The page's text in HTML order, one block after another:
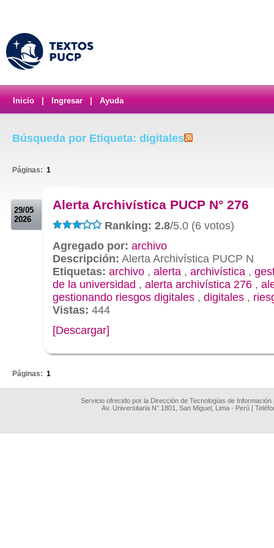
Inicio Ingresar Ayuda
Búsqueda por Etiqueta: digitales
Páginas: 1
29/05
2026
Alerta Archivística PUCP N° 276
Ranking: 2.8/5.0 (6 votos)
Agregado por: archivo
Descripción: Alerta Archivística PUCP N
Etiquetas: archivo , alerta , archivística ,
de la universidad , alerta archivística 276 ,
gestionando riesgos digitales , digitales ,
Vistas: 444
[Descargar]
Páginas: 1
Servicio ofrecido por la Dirección de Tecnologías de
Av. Universitaria N° 1801, San Miguel, Lima - Perú |